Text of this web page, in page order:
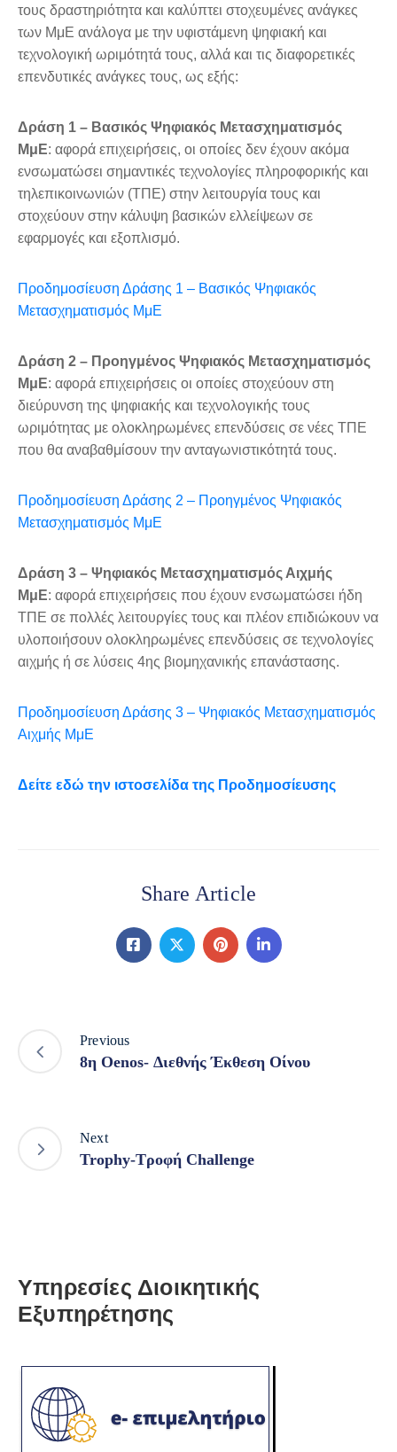
τους δραστηριότητα και καλύπτει στοχευμένες ανάγκες
των ΜμΕ ανάλογα με την υφιστάμενη ψηφιακή και
τεχνολογική ωριμότητά τους, αλλά και τις διαφορετικές
επενδυτικές ανάγκες τους, ως εξής:
Δράση 1 – Βασικός Ψηφιακός Μετασχηματισμός
ΜμΕ: αφορά επιχειρήσεις, οι οποίες δεν έχουν ακόμα
ενσωματώσει σημαντικές τεχνολογίες πληροφορικής και
τηλεπικοινωνιών (ΤΠΕ) στην λειτουργία τους και
στοχεύουν στην κάλυψη βασικών ελλείψεων σε
εφαρμογές και εξοπλισμό.
Προδημοσίευση Δράσης 1 – Βασικός Ψηφιακός
Μετασχηματισμός ΜμΕ
Δράση 2 – Προηγμένος Ψηφιακός Μετασχηματισμός
ΜμΕ: αφορά επιχειρήσεις οι οποίες στοχεύουν στη
διεύρυνση της ψηφιακής και τεχνολογικής τους
ωριμότητας με ολοκληρωμένες επενδύσεις σε νέες ΤΠΕ
που θα αναβαθμίσουν την ανταγωνιστικότητά τους.
Προδημοσίευση Δράσης 2 – Προηγμένος Ψηφιακός
Μετασχηματισμός ΜμΕ
Δράση 3 – Ψηφιακός Μετασχηματισμός Αιχμής
ΜμΕ: αφορά επιχειρήσεις που έχουν ενσωματώσει ήδη
ΤΠΕ σε πολλές λειτουργίες τους και πλέον επιδιώκουν να
υλοποιήσουν ολοκληρωμένες επενδύσεις σε τεχνολογίες
αιχμής ή σε λύσεις 4ης βιομηχανικής επανάστασης.
Προδημοσίευση Δράσης 3 – Ψηφιακός Μετασχηματισμός
Αιχμής ΜμΕ
Δείτε εδώ την ιστοσελίδα της Προδημοσίευσης
Share Article
Previous
8η Oenos- Διεθνής Έκθεση Οίνου
Next
Trophy-Τροφή Challenge
Υπηρεσίες Διοικητικής
Εξυπηρέτησης